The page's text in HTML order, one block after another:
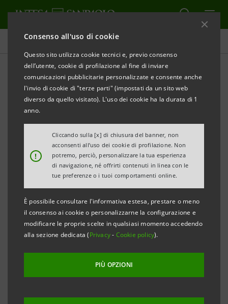
Consenso all'uso di cookie
Questo sito utilizza cookie tecnici e, previo consenso
dell’utente, cookie di profilazione al fine di inviare
comunicazioni pubblicitarie personalizzate e consente anche
l'invio di cookie di "terze parti" (impostati da un sito web
diverso da quello visitato). L'uso dei cookie ha la durata di 1
anno.
!
Cliccando sulla [x] di chiusura del banner, non
acconsenti all’uso dei cookie di profilazione. Non
potremo, perciò, personalizzare la tua esperienza
di navigazione, né offrirti contenuti in linea con le
tue preferenze o i tuoi comportamenti online.
È possibile consultare l'informativa estesa, prestare o meno
il consenso ai cookie o personalizzarne la configurazione e
modificare le proprie scelte in qualsiasi momento accedendo
alla sezione dedicata (Privacy- Cookie policy).
PIÙ OPZIONI
Comunicati stampa
STAMPA AGGIORNA
COMUNICATO STAMPA
MEDIO POLESINE: 20 MILIONI DI EURO IMMEDIATI
PER I DANNI CAUSATI DALLA TROMBA D’ARIA DEL
14 AGOSTO
Per ottenere i finanziamenti verrà predisposto un
iter semplificato
Potranno anche essere anticipati i risarcimenti
assicurativi
Incontri con Co.Fru.Ta e C.O.A.P. per programmare
gli interventi
Padova, 19 agosto 2013. La Cassa di Risparmio del
Veneto ha stanziato prontamente un plafond di 20